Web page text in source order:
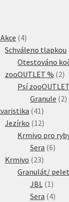
44
produkty
Schváleno tlapkou
Otestováno
zooOUTLET % 22
Psí zooOUTLET
Granule 22
4141
produktů
Jezírko 1212
Krmivo pro
Sera 66
Krmivo 2323
Granulát/
JBL 11
Sera 44